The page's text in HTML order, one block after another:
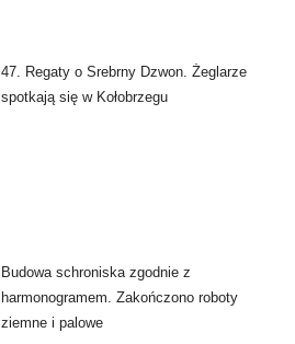
47. Regaty o Srebrny Dzwon. Żeglarze
spotkają się w Kołobrzegu
Budowa schroniska zgodnie z
harmonogramem. Zakończono roboty
ziemne i palowe